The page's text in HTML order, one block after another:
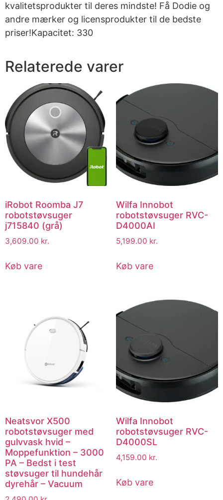
kvalitetsprodukter til deres mindste! Få Dodie og
andre mærker og licensprodukter til de bedste
priser!Kapacitet: 330
Relaterede varer
iRobot Roomba J7
robotstøvsuger
j715840 (grå)
3,609.00 kr.
Køb vare
Wilfa Innobot
robotstøvsuger RVC-
D4000AI
5,199.00 kr.
Køb vare
Neatsvor X500
robotstøvsuger med
gulvvask hvid –
Moppefunktion – 3000
PA – Bedst i test
støvsuger til hundehår
dyrehår – Vacuum
Wilfa Innobot
robotstøvsuger RVC-
D4000SL
4,159.00 kr.
Køb vare